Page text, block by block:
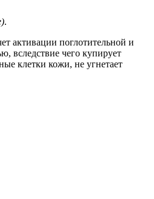
.
активации поглотительной и
вследствие чего купирует
клетки кожи, не угнетает